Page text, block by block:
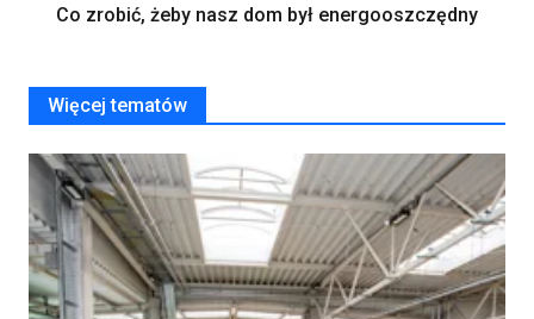
Co zrobić, żeby nasz dom był energooszczędny
Więcej tematów